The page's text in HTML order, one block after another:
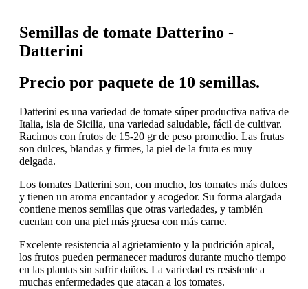
Semillas de tomate Datterino -
Datterini
Precio por paquete de 10 semillas.
Datterini es una variedad de tomate súper productiva nativa de
Italia, isla de Sicilia, una variedad saludable, fácil de cultivar.
Racimos con frutos de 15-20 gr de peso promedio. Las frutas
son dulces, blandas y firmes, la piel de la fruta es muy
delgada.
Los tomates Datterini son, con mucho, los tomates más dulces
y tienen un aroma encantador y acogedor. Su forma alargada
contiene menos semillas que otras variedades, y también
cuentan con una piel más gruesa con más carne.
Excelente resistencia al agrietamiento y la pudrición apical,
los frutos pueden permanecer maduros durante mucho tiempo
en las plantas sin sufrir daños. La variedad es resistente a
muchas enfermedades que atacan a los tomates.